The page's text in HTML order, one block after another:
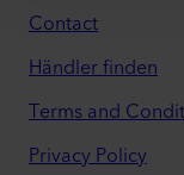
Contact
Händler finden
Terms and
Privacy Policy